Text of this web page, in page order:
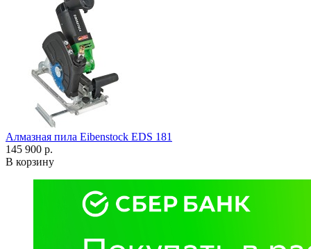
Алмазная пила Eibenstock EDS 181
145 900 р.
В корзину